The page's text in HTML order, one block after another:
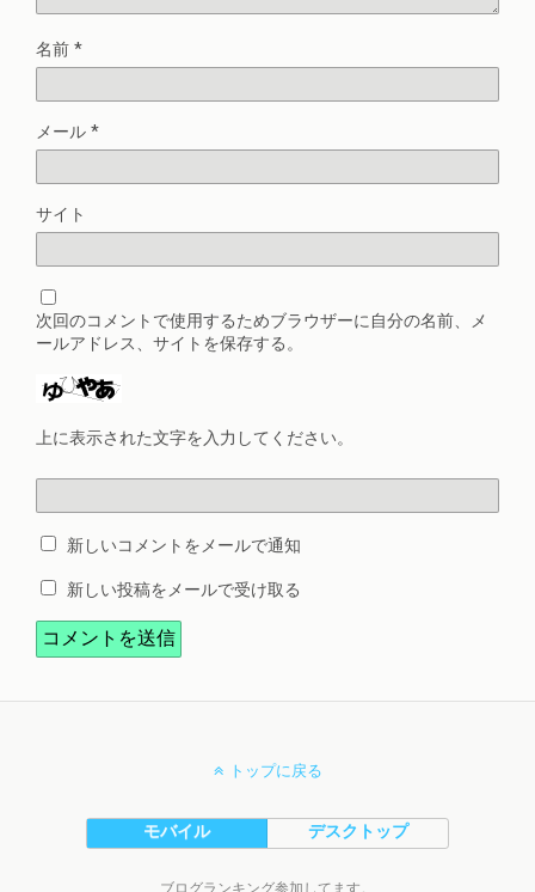
名前 *
メール *
サイト
次回のコメントで使用するためブラウザーに自分の名前、メ
ールアドレス、サイトを保存する。
上に表示された文字を入力してください。
新しいコメントをメールで通知
新しい投稿をメールで受け取る
トップに戻る
モバイル デスクトップ
ブログランキング参加してます。